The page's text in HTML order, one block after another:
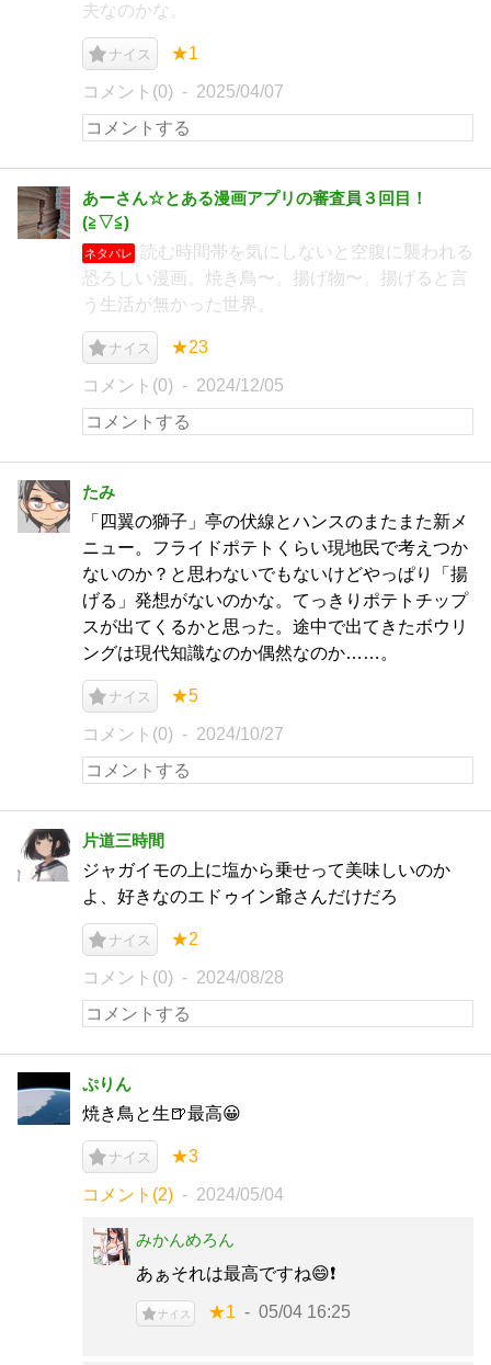
夫なのかな。
ナイス ★1
コメント(0) 2025/04/07
あーさん☆とある漫画アプリの審査員３回目！
(⁠≧⁠▽⁠≦⁠)
ネタバレ
読む時間帯を気にしないと空腹に襲われる
恐ろしい漫画。焼き鳥〜。揚げ物〜。揚げると言
う生活が無かった世界。
ナイス ★23
コメント(0) 2024/12/05
たみ
「四翼の獅子」亭の伏線とハンスのまたまた新メ
ニュー。フライドポテトくらい現地民で考えつか
ないのか？と思わないでもないけどやっぱり「揚
げる」発想がないのかな。てっきりポテトチップ
スが出てくるかと思った。途中で出てきたボウリ
ングは現代知識なのか偶然なのか……。
ナイス ★5
コメント(0) 2024/10/27
片道三時間
ジャガイモの上に塩から乗せって美味しいのか
よ、好きなのエドゥイン爺さんだけだろ
ナイス ★2
コメント(0) 2024/08/28
ぷりん
焼き鳥と生🍺最高😀
ナイス ★3
コメント(2) 2024/05/04
みかんめろん
あぁそれは最高ですね😄❗️
ナイス ★1 05/04 16:25